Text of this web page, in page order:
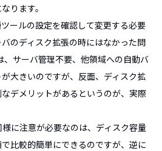
ります。
ールの設定を確認して変更する必要
のディスク拡張の時にはなかった問
、サーバ管理不要、他領域への自動バ
大きいのですが、反面、ディスク拡
デメリットがあるというのが、実際
に注意が必要なのは、ディスク容量
比較的簡単にできるのですが、逆に